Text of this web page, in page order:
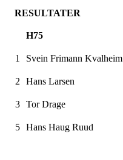
RESULTATER
H75
1 Svein Frimann Kvalheim
2 Hans Larsen
3 Tor Drage
5 Hans Haug Ruud